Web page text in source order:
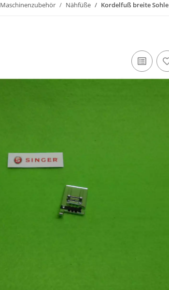
Maschinenzubehör Nähfüße Kordelfuß breite Sohle